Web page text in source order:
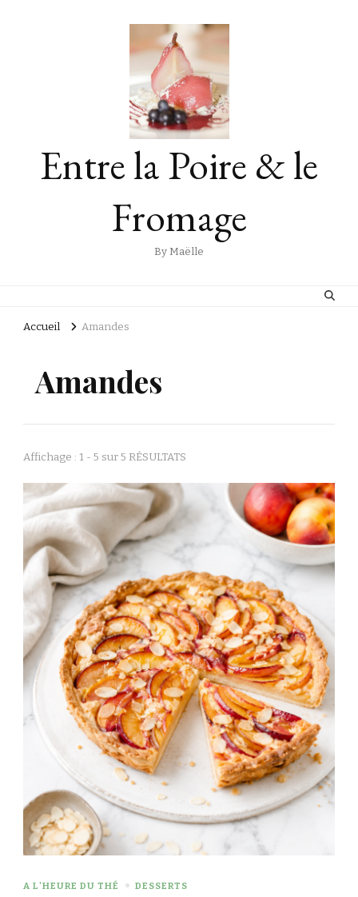
Entre la Poire & le
Fromage
By Maëlle
Accueil Amandes
Amandes
Affichage : 1 - 5 sur 5 RÉSULTATS
A L'HEURE DU THÉ DESSERTS